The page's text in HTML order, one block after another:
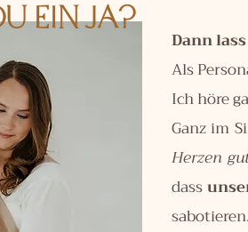
ein JA?
Dann
Als
Ich höre
Ganz im
Herzen
dass